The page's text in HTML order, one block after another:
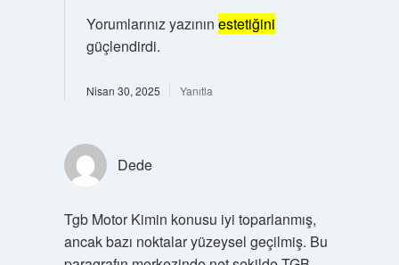
Yorumlarınız yazının estetiğini
güçlendirdi.
Nisan 30, 2025 Yanıtla
Dede
Tgb Motor Kimin konusu iyi toparlanmış,
ancak bazı noktalar yüzeysel geçilmiş. Bu